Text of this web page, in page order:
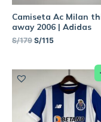
Camiseta Ac Milan
away 2006 | Adidas
S/179 S/115